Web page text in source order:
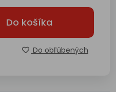
Do košíka
Do obľúbených